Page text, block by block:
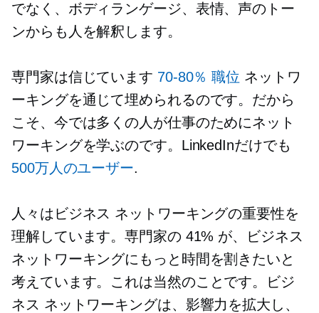
でなく、ボディランゲージ、表情、声のトー
ンからも人を解釈します。
専門家は信じています 70-80％ 職位 ネットワ
ーキングを通じて埋められるのです。だから
こそ、今では多くの人が仕事のためにネット
ワーキングを学ぶのです。LinkedInだけでも
500万人のユーザー.
人々はビジネス ネットワーキングの重要性を
理解しています。専門家の 41% が、ビジネス
ネットワーキングにもっと時間を割きたいと
考えています。これは当然のことです。ビジ
ネス ネットワーキングは、影響力を拡大し、